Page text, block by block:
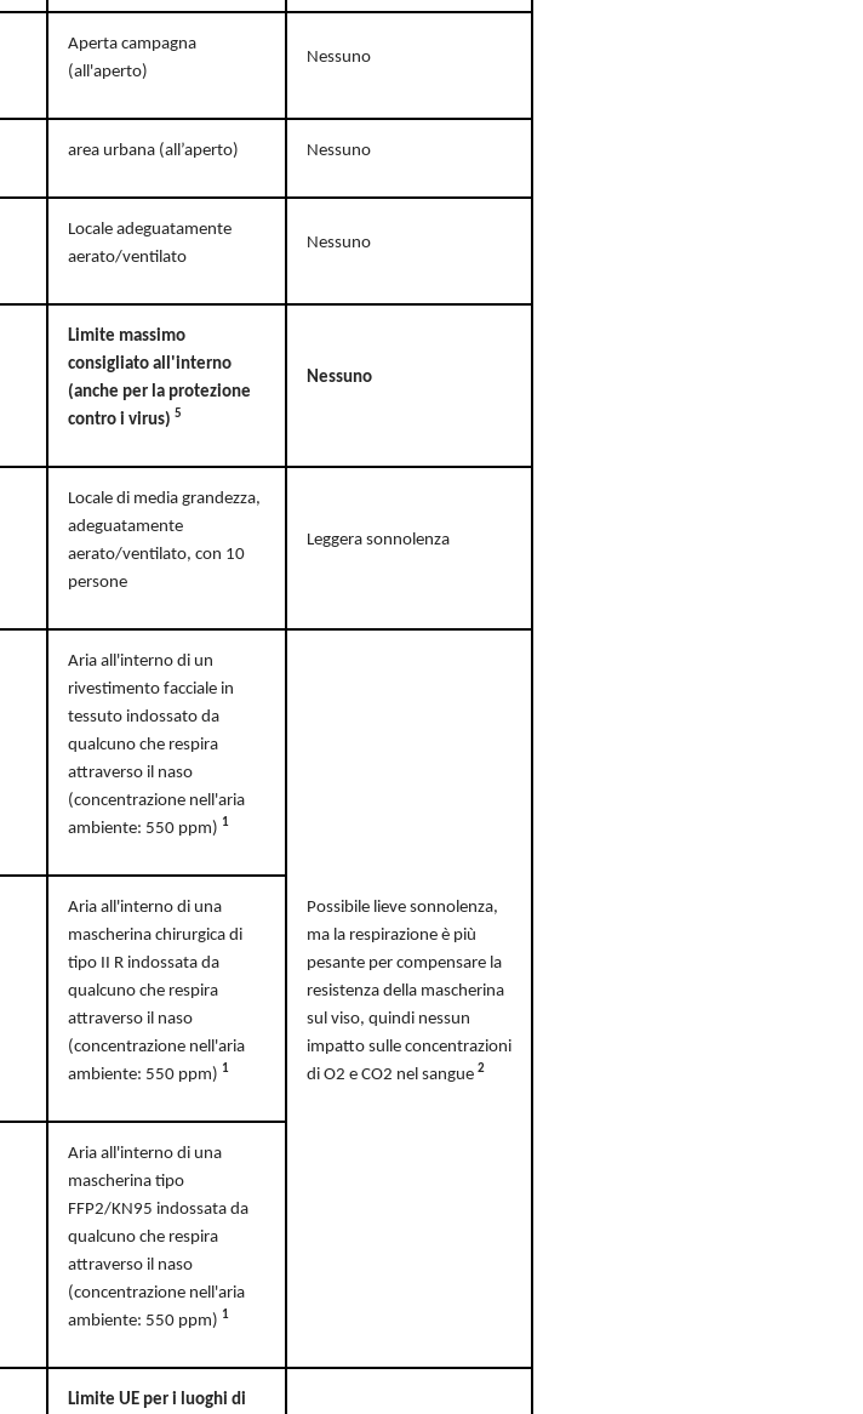
Aperta campagna
(all'aperto)
Nessuno
area urbana (all’aperto) Nessuno
Locale adeguatamente
aerato/ventilato
Nessuno
Limite massimo
consigliato all'interno
(anche per la protezione
contro i virus) 5
Nessuno
Locale di media grandezza,
adeguatamente
aerato/ventilato, con 10
persone
Leggera sonnolenza
Aria all'interno di un
rivestimento facciale in
tessuto indossato da
qualcuno che respira
attraverso il naso
(concentrazione nell'aria
ambiente: 550 ppm) 1
Possibile lieve sonnolenza,
ma la respirazione è più
pesante per compensare la
resistenza della mascherina
sul viso, quindi nessun
impatto sulle concentrazioni
di O2 e CO2 nel sangue 2
Aria all'interno di una
mascherina chirurgica di
tipo II R indossata da
qualcuno che respira
attraverso il naso
(concentrazione nell'aria
ambiente: 550 ppm) 1
Aria all'interno di una
mascherina tipo
FFP2/KN95 indossata da
qualcuno che respira
attraverso il naso
(concentrazione nell'aria
ambiente: 550 ppm) 1
Limite UE per i luoghi di